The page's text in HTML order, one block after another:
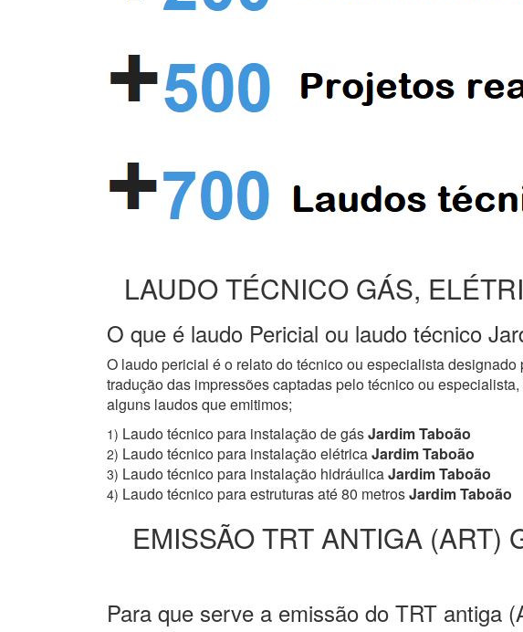
LAUDO TÉCNICO GÁS,
O que é laudo Pericial ou laudo técnico
O laudo pericial é o relato do técnico ou especialista
tradução das impressões captadas pelo técnico ou
alguns laudos que emitimos;
1) Laudo técnico para instalação de gásJardim Taboão
2) Laudo técnico para instalação elétricaJardim Taboão
3) Laudo técnico para instalação hidráulicaJardim Taboão
4) Laudo técnico para estruturas até 80 metrosJardim Taboão
EMISSÃO TRT ANTIGA (ART)
Para que serve a emissão do TRT antiga